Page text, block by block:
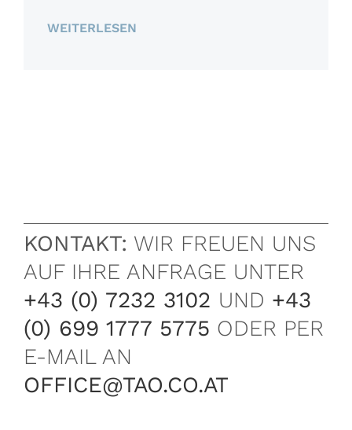
WEITERLESEN
KONTAKT: WIR FREUEN UNS
AUF IHRE ANFRAGE UNTER
+43 (0) 7232 3102 UND +43
(0) 699 1777 5775 ODER PER
E-MAIL AN
OFFICE@TAO.CO.AT